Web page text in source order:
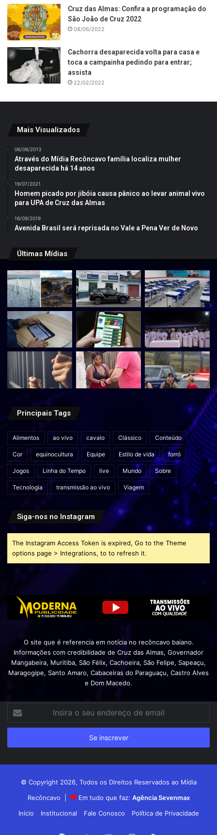
Cruz das Almas: Confira a programação do
São João de Cruz 2022
08/06/2022
Cachorra desaparecida volta para casa e
toca a campainha pedindo para entrar;
assista
22/02/2022
Mais Visualizados
06/06/2013
Através do Mídia Recôncavo família localiza mulher
desaparecida há 14 anos
19/07/2021
Homem picado por jibóia causa pânico ao levar animal vivo
para UPA de Cruz das Almas
16/09/2019
Avenida Brasil será reprisada no Vale a Pena Ver de Novo
Últimas Mídias
Principais Tags
Alimentos ao vivo cavalo Clássico Conteúdo
Cor equinocultura Equipe Estilo de vida forró
Jogos Linha do Tempo live Mundo Sobre
Tecnologia transmissão ao vivo Viagem
Siga-nos no Instagram
The Instagram Access Token is expired, Go to the Theme
options page > Integrations, to to refresh it.
O site que é referencia em notícia no recôncavo baiano.
Informações com credibilidade de Cruz das Almas, Governador
Mangabeira, Muritiba, São Félix, Cachoeira, São Felipe, Sapeaçu,
Maragogipe, Santo Amaro, Cabaceiras do Paraguaçu, Castro Alves
e Dom Macedo.
seu
de
© Copyright 2026, Todos os Direitos Reservados ao Mídia
Recôncavo |
Em tudo que faz: Agência Sevenmax
Início
Institucional Fale Conosco Política de Privacidade